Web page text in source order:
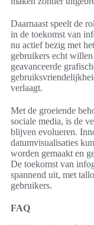
Daarnaast speelt de
in de toekomst van
nu actief bezig met
gebruikers echt
geavanceerde
verlaagt.
Met de groeiende
sociale media, is de
blijven evolueren.
datumvisualisaties
worden gemaakt en
De toekomst van
spannend uit, met
gebruikers.
FAQ